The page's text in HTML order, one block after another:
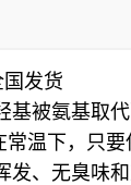
发货
基被氨基取
温下，只
发、无臭味